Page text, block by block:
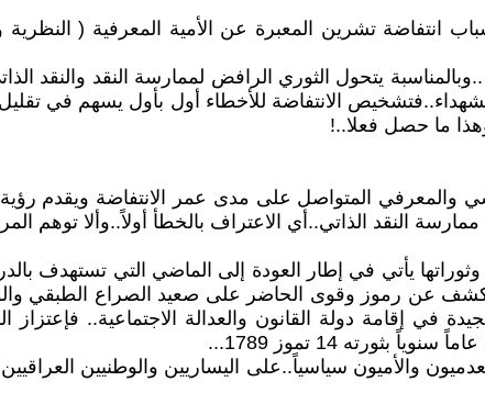
تشرين المعبرة عن الأمية المعرفية ( النظرية
يتحول الثوري الرافض لممارسة النقد والنقد
الانتفاضة للأخطاء أول بأول يسهم في
ما حصل فعلا..!
والمعرفي المتواصل على مدى عمر الانتفاضة ويقدم رؤية
النقد الذاتي..أي الاعتراف بالخطأ أولاً..وألا توهم
يأتي في إطار العودة إلى الماضي التي تستهدف
والكشف عن رموز وقوى الحاضر على صعيد الصراع الطبقي
التحرري، بإسقاطها حلم ثورة 14 تموز المجيدة في إقامة دولة القانون